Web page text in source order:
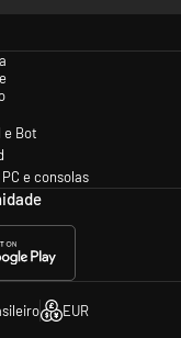
e Bot
e consolas
EUR